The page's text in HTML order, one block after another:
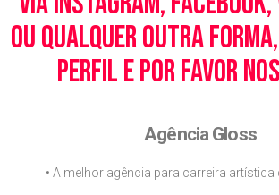
ou qualquer outra forma,
perfil e por favor
Agência Gloss
• A melhor agência para carreira artística